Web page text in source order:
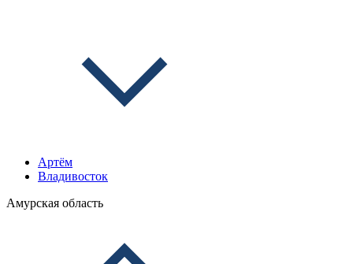
Артём
Владивосток
Амурская область